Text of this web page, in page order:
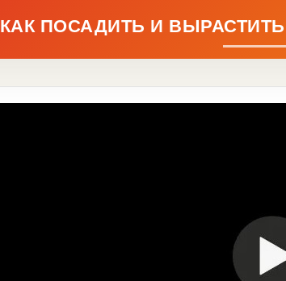
КАК ПОСАДИТЬ И